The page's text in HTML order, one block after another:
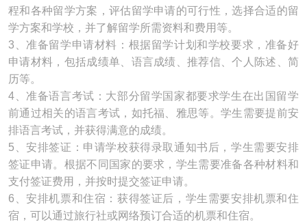
程和各种留学方案，评估留学申请的可行性，选择合适的留
学方案和学校，并了解留学所需资料和费用等。
3、准备留学申请材料：根据留学计划和学校要求，准备好
申请材料，包括成绩单、语言成绩、推荐信、个人陈述、简
历等。
4、准备语言考试：大部分留学国家都要求学生在出国留学
前通过相关的语言考试，如托福、雅思等。学生需要提前安
排语言考试，并获得满意的成绩。
5、安排签证：申请学校获得录取通知书后，学生需要安排
签证申请。根据不同国家的要求，学生需要准备各种材料和
支付签证费用，并按时提交签证申请。
6、安排机票和住宿：获得签证后，学生需要安排机票和住
宿，可以通过旅行社或网络预订合适的机票和住宿。